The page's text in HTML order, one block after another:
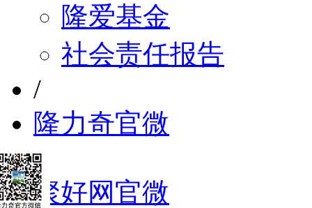
隆爱基金
社会责任报告
/
隆力奇官微
/
聚好网官微